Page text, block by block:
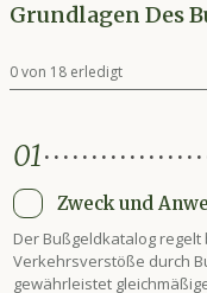
Grundlagen Des
0von 18 erledigt
01
Zweck und
Der Bußgeldkatalog
Verkehrsverstöße durch
gewährleistet